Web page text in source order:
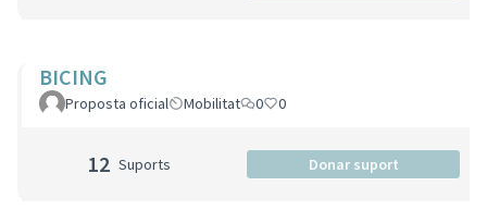
BICING
Proposta oficial Mobilitat 0 0
12 Suports Donar suport